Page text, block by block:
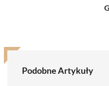
Podobne Artykuły